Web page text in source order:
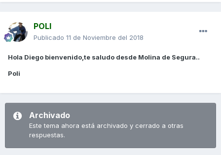
POLI
Publicado 11 de Noviembre del 2018
Hola Diego bienvenido,te saludo desde Molina de Segura..
Poli
Archivado
Este tema ahora está archivado y cerrado a otras
respuestas.